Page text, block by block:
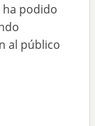
ha podido
al público